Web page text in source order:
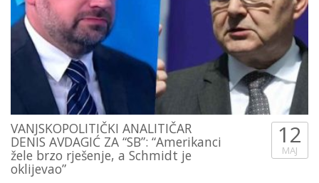
VANJSKOPOLITIČKI ANALITIČAR
DENIS AVDAGIĆ ZA “SB”: “Amerikanci
žele brzo rješenje, a Schmidt je
oklijevao”
12
MAJ